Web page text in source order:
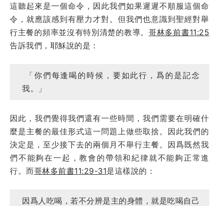
這聽起來是一個命令，因此我們如果遲遲不順服這個命
令，就應該感到有壓力才對。但我們也意識到聖經對舉
行主餐的頻率並沒有特別清楚的教導。 哥林多前書11:25
告訴我們，耶穌說的是：
「你們每逢喝的時候，要如此行，爲的是記念
我。」
因此，我們覺得我們還有一些時間，我們需要在明確什
麼是主餐的最佳形式這一問題上做些取捨。因此我們的
決定是，至少接下去的兩個月不舉行主餐。因爲既然我
們不能夠在一起，教會的帶領和紀律就不能夠正常進
行。而哥林多前書11:29-31是這樣說的：
因爲人吃喝，若不分辨是主的身體，就是吃喝自己